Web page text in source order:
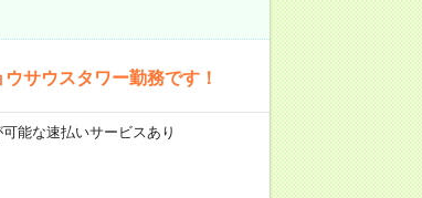
サウスタワー勤務です！
能な速払いサービスあり